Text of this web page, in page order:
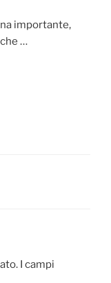
importante,
…
I campi